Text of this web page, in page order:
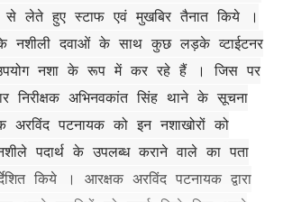
से लेते हुए स्टाफ एवं मुखबिर तैनात किये ।
नशीली दवाओं के साथ कुछ लड़के व्टाईटनर
नशा के रूप में कर रहे हैं । जिस पर
निरीक्षक अभिनवकांत सिंह थाने के सूचना
अरविंद पटनायक को इन नशाखोरों को
पदार्थ के उपलब्ध कराने वाले का पता
किये । आरक्षक अरविंद पटनायक द्वारा